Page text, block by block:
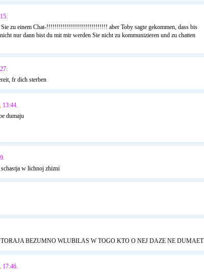
zu einem Chat-!!!!!!!!!!!!!!!!!!!!!!!!!!!!!! aber Toby sagte gekommen, dass bis
nur dann bist du mit mir werden Sie nicht zu kommunizieren und zu chatten
fr dich sterben
13:44.
dumaju
w lichnoj zhizni
BEZUMNO WLUBILAS W TOGO KTO O NEJ DAZE NE DUMAET
17:46.